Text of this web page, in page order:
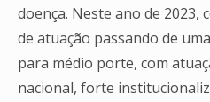
doença. Neste ano de 2023,
de atuação passando de
para médio porte, com
nacional, forte